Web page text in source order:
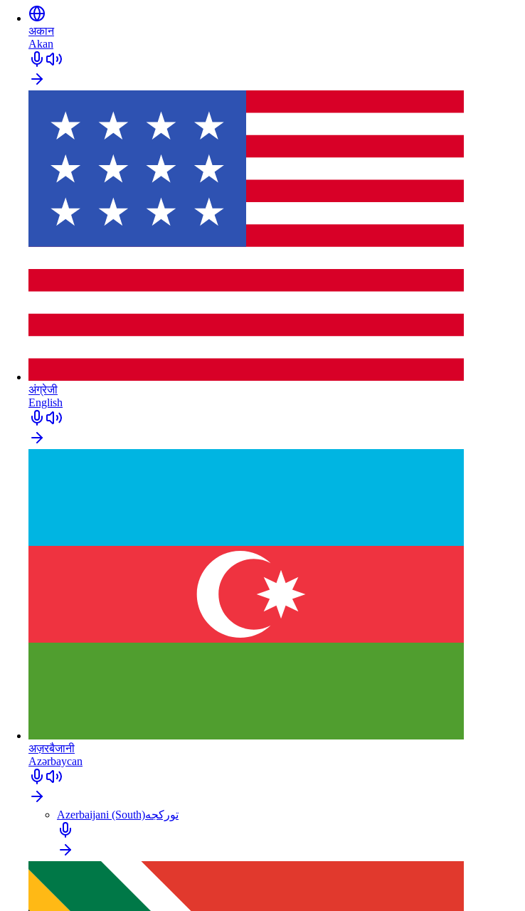
अकान
Akan
अंग्रेजी
English
अज़रबैजानी
Azərbaycan
Azerbaijani (South)تورکجه